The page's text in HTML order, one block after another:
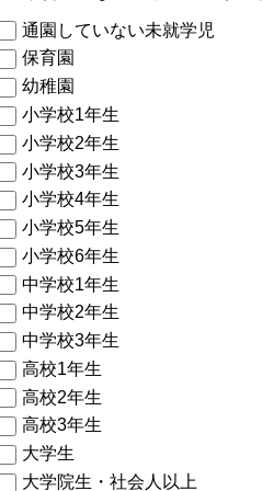
通園していない未就学児
保育園
幼稚園
小学校1年生
小学校2年生
小学校3年生
小学校4年生
小学校5年生
小学校6年生
中学校1年生
中学校2年生
中学校3年生
高校1年生
高校2年生
高校3年生
大学生
大学院生・社会人以上